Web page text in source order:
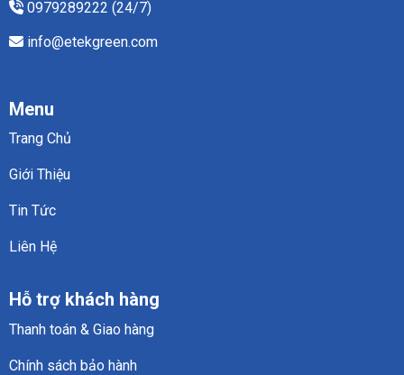
0979289222 (24/7)
info@etekgreen.com
Menu
Trang Chủ
Giới Thiệu
Tin Tức
Liên Hệ
Hỗ trợ khách hàng
Thanh toán & Giao hàng
Chính sách bảo hành